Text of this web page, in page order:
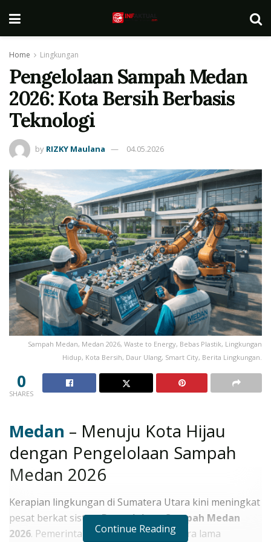
Home Lingkungan
Pengelolaan Sampah Medan
2026: Kota Bersih Berbasis
Teknologi
by RIZKY Maulana 04.05.2026
Sampah Medan, Medan 2026, Waste to Energy, Bebas Plastik, Lingkungan
Hidup, Kota Bersih, Daur Ulang, Smart City, Berita Lingkungan.
0
SHARES
Medan – Menuju Kota Hijau
dengan Pengelolaan Sampah
Medan 2026
Kerapian lingkungan di Sumatera Utara kini meningkat
pesat berkat sistemPengelolaan Sampah Medan
2026. Pemerintah kini meninggalkan cara lama
Continue Reading